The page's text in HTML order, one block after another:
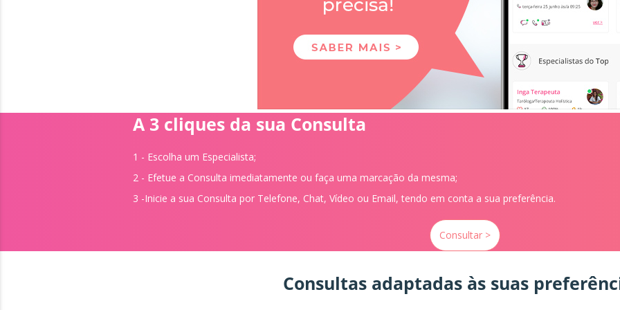
A 3 cliques da sua Consulta
1 - Escolha um Especialista;
2 - Efetue a Consulta imediatamente ou faça uma marcação da mesma;
3 -Inicie a sua Consulta por Telefone, Chat, Vídeo ou Email, tendo em conta a sua preferência.
Consultar >
Consultas adaptadas às suas